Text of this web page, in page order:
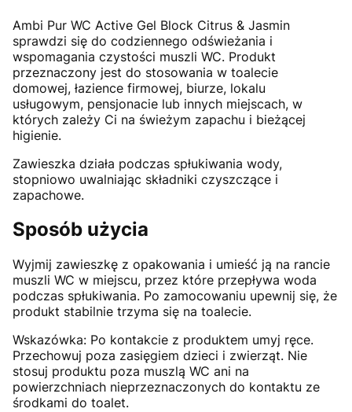
Ambi Pur WC Active Gel Block Citrus & Jasmin
sprawdzi się do codziennego odświeżania i
wspomagania czystości muszli WC. Produkt
przeznaczony jest do stosowania w toalecie
domowej, łazience firmowej, biurze, lokalu
usługowym, pensjonacie lub innych miejscach, w
których zależy Ci na świeżym zapachu i bieżącej
higienie.
Zawieszka działa podczas spłukiwania wody,
stopniowo uwalniając składniki czyszczące i
zapachowe.
Sposób użycia
Wyjmij zawieszkę z opakowania i umieść ją na rancie
muszli WC w miejscu, przez które przepływa woda
podczas spłukiwania. Po zamocowaniu upewnij się, że
produkt stabilnie trzyma się na toalecie.
Wskazówka: Po kontakcie z produktem umyj ręce.
Przechowuj poza zasięgiem dzieci i zwierząt. Nie
stosuj produktu poza muszlą WC ani na
powierzchniach nieprzeznaczonych do kontaktu ze
środkami do toalet.